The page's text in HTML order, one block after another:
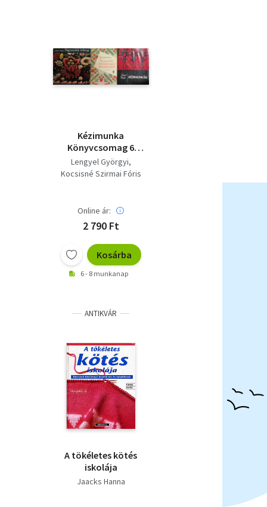
Kézimunka
Könyvcsomag 6
Nagyanyáink
Öröksége + Tiszavidéki
Kézimunknák
Lengyel Györgyi
Kocsisné Szirmai Fóris
Online ár:
2 790 Ft
Kosárba
6 - 8 munkanap
ANTIKVÁR
A tökéletes kötés
iskolája
Jaacks Hanna